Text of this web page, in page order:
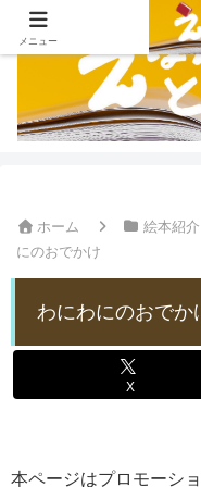
ホーム 絵本紹介
にのおでかけ
わにわにのおでか
X
本ページはプロモーシ
メニュー